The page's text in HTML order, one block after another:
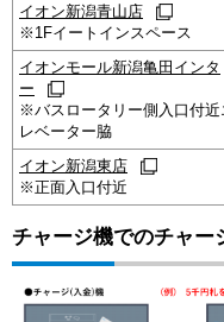
イオン新潟青山店
※1Fイートインスペース
イオンモール新潟亀田インタ
ー
※バスロータリー側入口付近
レベーター脇
イオン新潟東店
※正面入口付近
チャージ機でのチャー